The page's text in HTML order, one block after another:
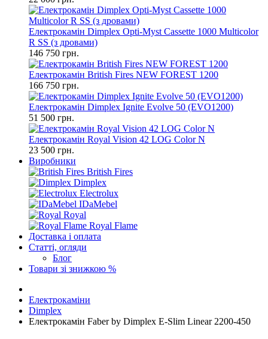
Електрокамін Dimplex Opti-Myst Cassette 1000 Multicolor
R SS (з дровами)
146 750 грн.
Електрокамін British Fires NEW FOREST 1200
166 750 грн.
Електрокамін Dimplex Ignite Evolve 50 (EVO1200)
51 500 грн.
Електрокамін Royal Vision 42 LOG Color N
23 500 грн.
Виробники
British Fires
Dimplex
Electrolux
IDaMebel
Royal
Royal Flame
Доставка і оплата
Статті, огляди
Блог
Товари зі знижкою %
Електрокаміни
Dimplex
Електрокамін Faber by Dimplex E-Slim Linear 2200-450